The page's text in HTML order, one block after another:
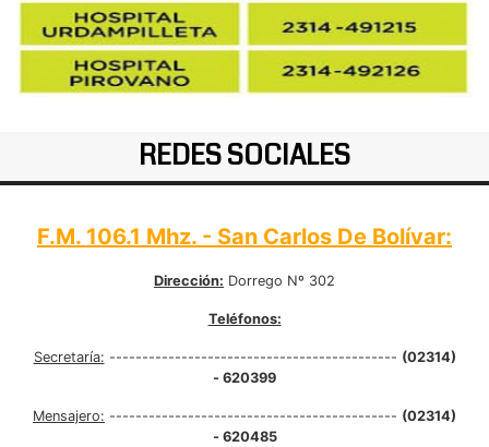
REDES SOCIALES
F.M. 106.1 Mhz. - San Carlos De Bolívar:
Dirección: Dorrego Nº 302
Teléfonos:
Secretaría: -------------------------------------------- (02314)
- 620399
Mensajero: -------------------------------------------- (02314)
- 620485